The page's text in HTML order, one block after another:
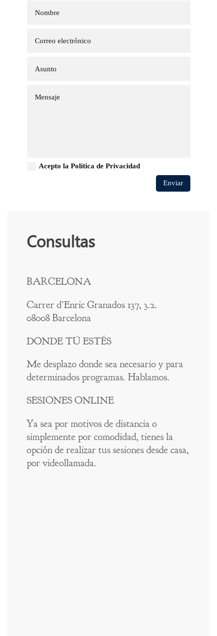
Acepto la Política de Privacidad
Enviar
Consultas
BARCELONA
Carrer d’Enric Granados 137, 3.2.
08008 Barcelona
DONDE TÚ ESTÉS
Me desplazo donde sea necesario y para
determinados programas. Hablamos.
SESIONES ONLINE
Ya sea por motivos de distancia o
simplemente por comodidad, tienes la
opción de realizar tus sesiones desde casa,
por videollamada.